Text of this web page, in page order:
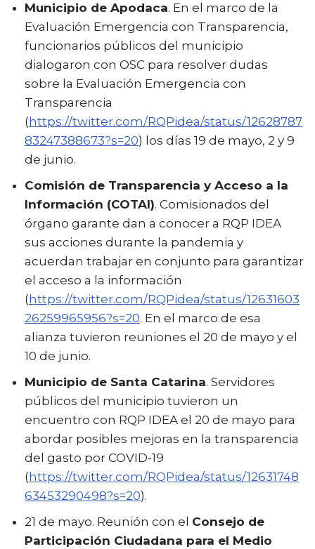
Municipio de Apodaca. En el marco de la
Evaluación Emergencia con Transparencia,
funcionarios públicos del municipio
dialogaron con OSC para resolver dudas
sobre la Evaluación Emergencia con
Transparencia
( https://twitter.com/RQPidea/status/12628787
83247388673?s=20) los días 19 de mayo, 2 y 9
de junio.
Comisión de Transparencia y Acceso a la
Información (COTAI). Comisionados del
órgano garante dan a conocer a RQP IDEA
sus acciones durante la pandemia y
acuerdan trabajar en conjunto para garantizar
el acceso a la información
( https://twitter.com/RQPidea/status/12631603
26259965956?s=20. En el marco de esa
alianza tuvieron reuniones el 20 de mayo y el
10 de junio.
Municipio de Santa Catarina. Servidores
públicos del municipio tuvieron un
encuentro con RQP IDEA el 20 de mayo para
abordar posibles mejoras en la transparencia
del gasto por COVID-19
( https://twitter.com/RQPidea/status/12631748
63453290498?s=20).
21 de mayo. Reunión con el Consejo de
Participación Ciudadana para el Medio